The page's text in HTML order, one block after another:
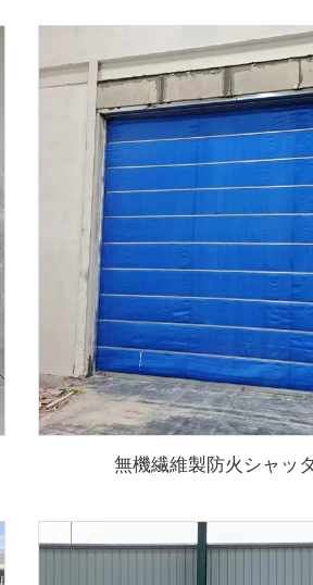
無機繊維製防火シャッ